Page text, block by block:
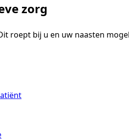
zorg
roept bij u en uw naasten